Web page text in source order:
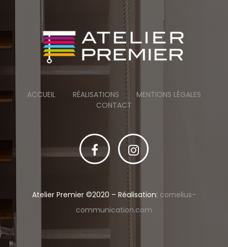
ACCUEIL RÉALISATIONS
MENTIONS LÉGALES
CONTACT
Atelier Premier ©2020 – Réalisation: cornelius-
communication.com